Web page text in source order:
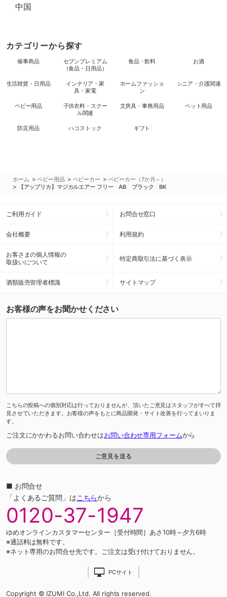
中国
カテゴリーから探す
催事商品
セブンプレミアム
（食品・日用品）
食品・飲料 お酒
生活雑貨・日用品
インテリア・家
具・家電
ホームファッショ
ン
シニア・介護関連
ベビー用品
子供衣料・スクー
ル関連
文房具・事務用品 ペット用品
防災用品 ハコストック ギフト
ホーム >ベビー用品 > ベビーカー > ベビーカー（7か月～）
> 【アップリカ】マジカルエアー フリー AB ブラック BK
ご利用ガイド お問合せ窓口
会社概要 利用規約
お客さまの個人情報の
取扱いについて
特定商取引法に基づく表示
酒類販売管理者標識 サイトマップ
お客様の声をお聞かせください
こちらの投稿への個別対応は行っておりませんが、頂いたご意見はスタッフがすべて拝
見させていただきます。お客様の声をもとに商品開発・サイト改善を行ってまいりま
す。
ご注文にかかわるお問い合わせはお問い合わせ専用フォームから
■ お問合せ
「よくあるご質問」はこちらから
0120-37-1947
ゆめオンラインカスタマーセンター［受付時間］あさ10時～夕方6時
※通話料は無料です。
※ネット専用のお問合せ先です。ご注文は受け付けておりません。
PCサイト
Copyright © IZUMI Co.,Ltd. All rights reserved.